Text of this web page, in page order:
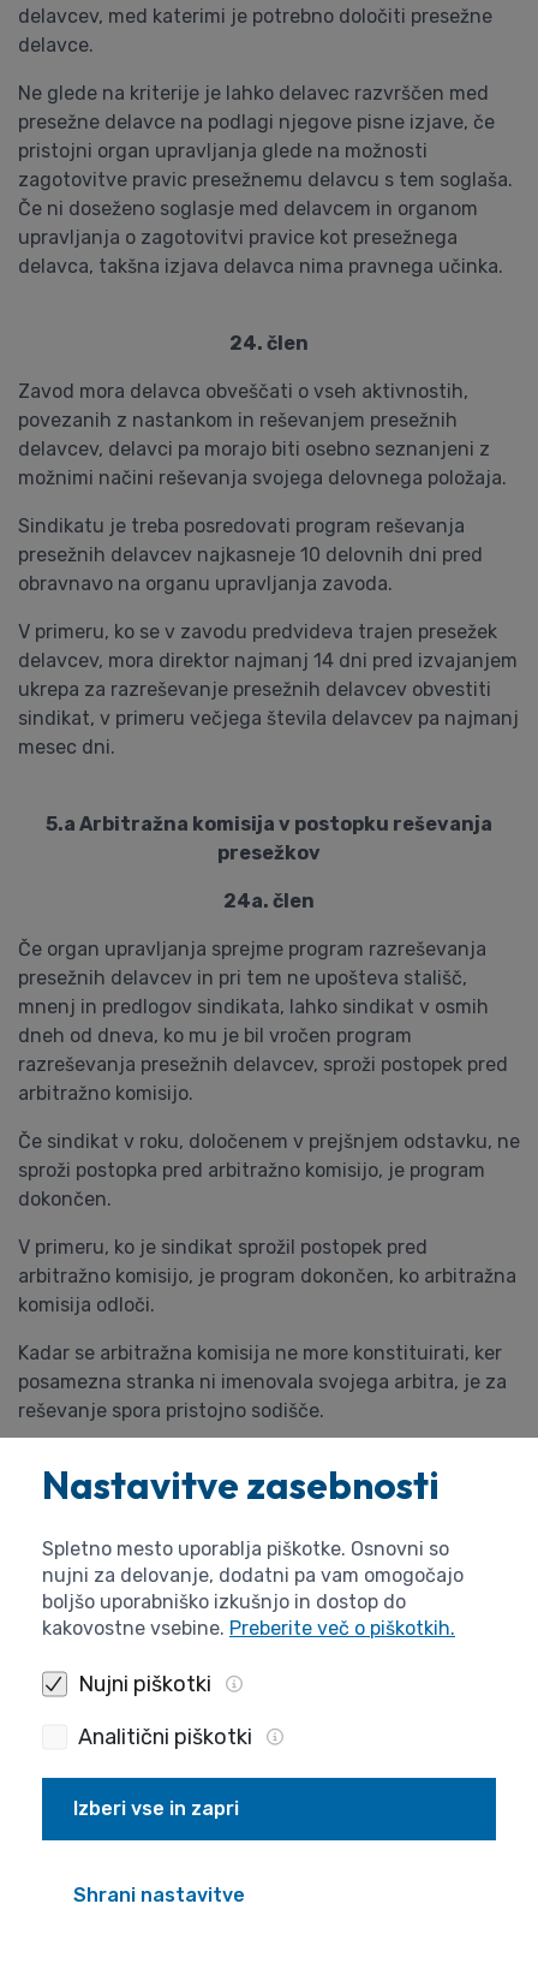
delavcev, med katerimi je potrebno določiti presežne
delavce.
Ne glede na kriterije je lahko delavec razvrščen med
presežne delavce na podlagi njegove pisne izjave, če
pristojni organ upravljanja glede na možnosti
zagotovitve pravic presežnemu delavcu s tem soglaša.
Če ni doseženo soglasje med delavcem in organom
upravljanja o zagotovitvi pravice kot presežnega
delavca, takšna izjava delavca nima pravnega učinka.
24. člen
Zavod mora delavca obveščati o vseh aktivnostih,
povezanih z nastankom in reševanjem presežnih
delavcev, delavci pa morajo biti osebno seznanjeni z
možnimi načini reševanja svojega delovnega položaja.
Sindikatu je treba posredovati program reševanja
presežnih delavcev najkasneje 10 delovnih dni pred
obravnavo na organu upravljanja zavoda.
V primeru, ko se v zavodu predvideva trajen presežek
delavcev, mora direktor najmanj 14 dni pred izvajanjem
ukrepa za razreševanje presežnih delavcev obvestiti
sindikat, v primeru večjega števila delavcev pa najmanj
mesec dni.
5.a Arbitražna komisija v postopku reševanja
presežkov
24a. člen
Če organ upravljanja sprejme program razreševanja
presežnih delavcev in pri tem ne upošteva stališč,
mnenj in predlogov sindikata, lahko sindikat v osmih
dneh od dneva, ko mu je bil vročen program
razreševanja presežnih delavcev, sproži postopek pred
arbitražno komisijo.
Če sindikat v roku, določenem v prejšnjem odstavku, ne
sproži postopka pred arbitražno komisijo, je program
dokončen.
V primeru, ko je sindikat sprožil postopek pred
arbitražno komisijo, je program dokončen, ko arbitražna
komisija odloči.
Kadar se arbitražna komisija ne more konstituirati, ker
posamezna stranka ni imenovala svojega arbitra, je za
reševanje spora pristojno sodišče.
6. Delovni čas
25. člen
Polni delovni čas traja največ 40 ur tedensko. V
zavodih, kjer delovni čas traja več kot 40 ur tedensko,
uveljavijo 40-urni teden v dveh mesecih po uveljavitvi
te kolektivne pogodbe.
delovnih dni v tednu.
Če tako zahtevajo razmere in delovni proces, se delovni
čas lahko prerazporeja tako, da se doseže poprečna
Nastavitve zasebnosti
Spletno mesto uporablja piškotke. Osnovni so
nujni za delovanje, dodatni pa vam omogočajo
boljšo uporabniško izkušnjo in dostop do
kakovostne vsebine. Preberite več o piškotkih.
Nujni piškotki
Analitični piškotki
Izberi vse in zapri
Shrani nastavitve